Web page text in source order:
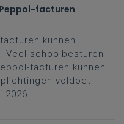
facturen
kunnen
Veel schoolbesturen
facturen kunnen
voldoet
2026.